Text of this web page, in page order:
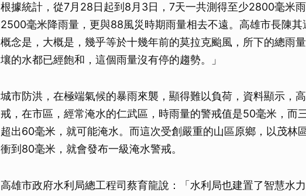
根據統計，從7月28日起到8月3日，7天一共測得至少2800毫米
2500毫米降雨量，更與88風災時期雨量相去不遠。高雄市長陳其
概念是，大概是，幾乎等於十幾年前的莫拉克颱風，所下的總雨
壤的水都已經飽和，這個雨量沒有停的趨勢。」
城市防洪，在極端氣候的暴雨來襲，顯得難以負荷，資料顯示，
戒，在市區，經常淹水的仁武區，時雨量的警戒值是50毫米，而
超出60毫米，就可能淹水。而這次受創嚴重的山區原鄉，以茂林
衝到80毫米，就會發布一級淹水警戒。
高雄市政府水利局總工程司蔡育龍說：「水利局也建置了智慧水